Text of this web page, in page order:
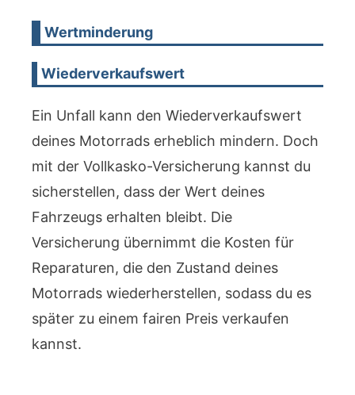
Wertminderung
Wiederverkaufswert
Ein Unfall kann den Wiederverkaufswert
deines Motorrads erheblich mindern. Doch
mit der Vollkasko-Versicherung kannst du
sicherstellen, dass der Wert deines
Fahrzeugs erhalten bleibt. Die
Versicherung übernimmt die Kosten für
Reparaturen, die den Zustand deines
Motorrads wiederherstellen, sodass du es
später zu einem fairen Preis verkaufen
kannst.